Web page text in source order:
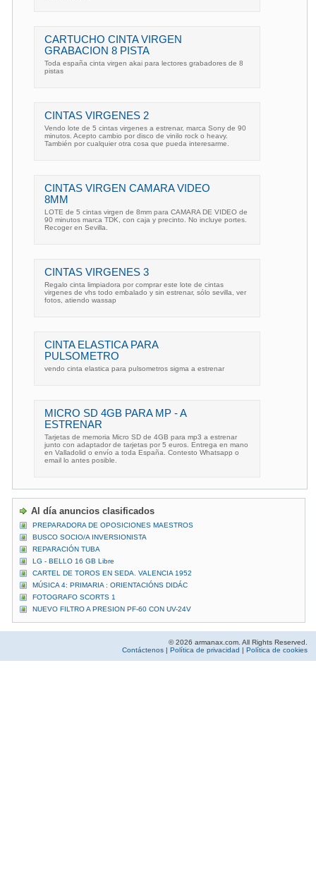
CARTUCHO CINTA VIRGEN
GRABACION 8 PISTA
Toda españa cinta virgen akai para lectores grabadores de 8
pistas
CINTAS VIRGENES 2
Vendo lote de 5 cintas virgenes a estrenar, marca Sony de 90
minutos. Acepto cambio por disco de vinilo rock o heavy.
También por cualquier otra cosa que pueda interesarme.
CINTAS VIRGEN CAMARA VIDEO
8MM
LOTE de 5 cintas virgen de 8mm para CAMARA DE VIDEO de
90 minutos marca TDK, con caja y precinto. No incluye portes.
Recoger en Sevilla.
CINTAS VIRGENES 3
Regalo cinta limpiadora por comprar este lote de cintas
virgenes de vhs todo embalado y sin estrenar, sólo sevilla, ver
fotos, atiendo wassap
CINTA ELASTICA PARA
PULSOMETRO
vendo cinta elastica para pulsometros sigma a estrenar
MICRO SD 4GB PARA MP - A
ESTRENAR
Tarjetas de memoria Micro SD de 4GB para mp3 a estrenar
junto con adaptador de tarjetas por 5 euros. Entrega en mano
en Valladolid o envío a toda España. Contesto Whatsapp o
email lo antes posible.
Al día anuncios clasificados
PREPARADORA DE OPOSICIONES MAESTROS
BUSCO SOCIO/A INVERSIONISTA
REPARACIÓN TUBA
LG - BELLO 16 GB Libre
CARTEL DE TOROS EN SEDA. VALENCIA 1952
MÚSICA 4: PRIMARIA : ORIENTACIÓNS DIDÁC
FOTOGRAFO SCORTS 1
NUEVO FILTRO A PRESION PF-60 CON UV-24V
© 2026 armanax.com. All Rights Reserved.
Contáctenos | Política de privacidad | Política de cookies